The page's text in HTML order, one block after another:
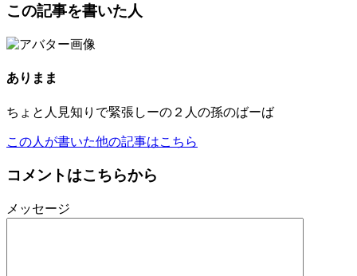
この記事を書いた人
ありまま
ちょと人見知りで緊張しーの２人の孫のばーば
この人が書いた他の記事はこちら
コメントはこちらから
メッセージ